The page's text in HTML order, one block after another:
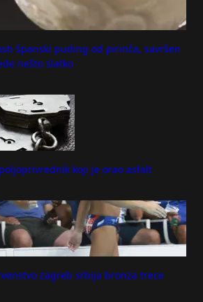
španski puding od pirinča, savršen
nešto slatko
koji je orao asfalt
zagreb srbija bronza trece